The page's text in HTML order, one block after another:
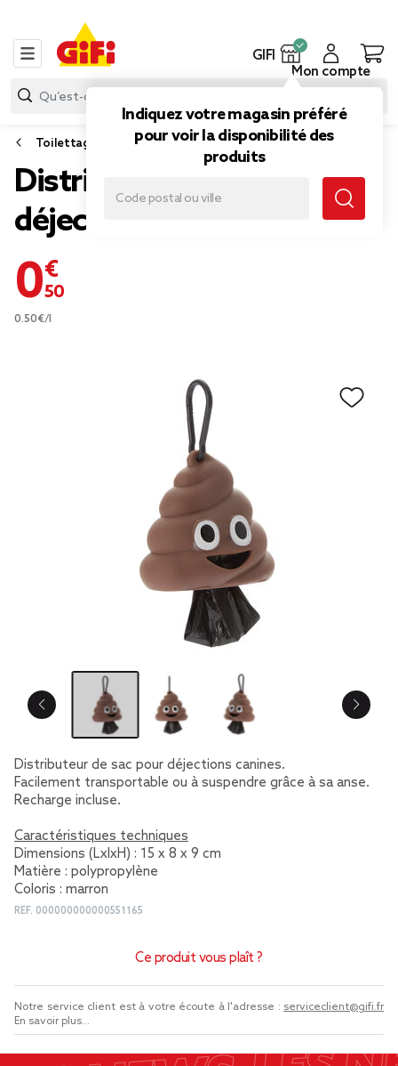
GIFI
Indiquez votre magasin préféré
pour voir la disponibilité des
produits
Mon compte
Toilettage chien
Distributeur sac de
déjection canine
0,50 €
0.50€/l
Distributeur de sac pour déjections canines.
Facilement transportable ou à suspendre grâce à sa anse.
Recharge incluse.
Caractéristiques techniques
Dimensions (LxlxH) : 15 x 8 x 9 cm
Matière : polypropylène
Coloris : marron
REF. 000000000000551165
Ce produit vous plaît ?
Notre service client est à votre écoute à l'adresse : serviceclient@gifi.fr
En savoir plus...